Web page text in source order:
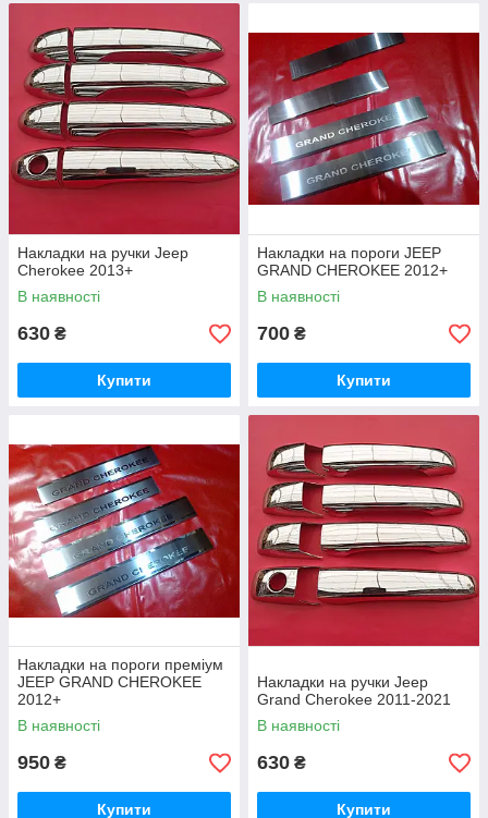
Накладки на ручки Jeep
Cherokee 2013+
В наявності
630 ₴
Купити
Накладки на пороги JEEP
GRAND CHEROKEE 2012+
В наявності
700 ₴
Купити
Накладки на пороги преміум
JEEP GRAND CHEROKEE
2012+
В наявності
950 ₴
Купити
Накладки на ручки Jeep
Grand Cherokee 2011-2021
В наявності
630 ₴
Купити